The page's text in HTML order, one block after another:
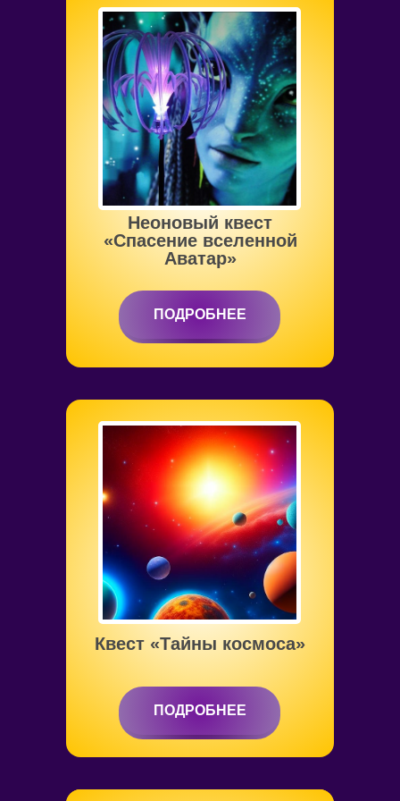
от 6 до 12 лет
ПОДРОБНЕЕ
ПОДРОБНЕЕ
Неоновый квест
«Спасение вселенной
Аватар»
от 6 до 12 лет
ПОДРОБНЕЕ
ПОДРОБНЕЕ
Квест «Тайны космоса»